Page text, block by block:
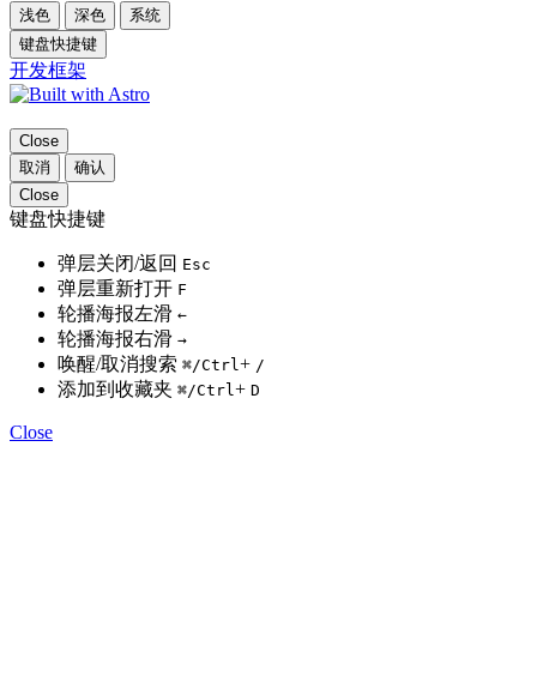
浅色 深色
系统
键盘快捷键
开发框架
Close
取消
确认
Close
键盘快捷键
弹层关闭/返回 Esc
弹层重新打开 F
轮播海报左滑 ←
轮播海报右滑 →
唤醒/取消搜索 ⌘/Ctrl+ /
添加到收藏夹 ⌘/Ctrl+ D
Close